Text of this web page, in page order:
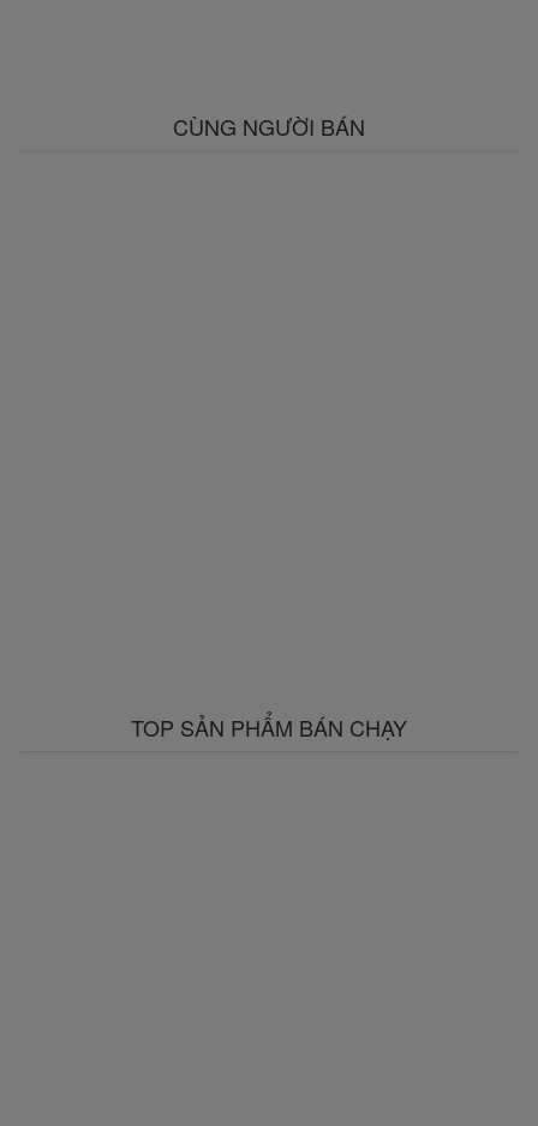
CÙNG NGƯỜI BÁN
TOP SẢN PHẨM BÁN CHẠY